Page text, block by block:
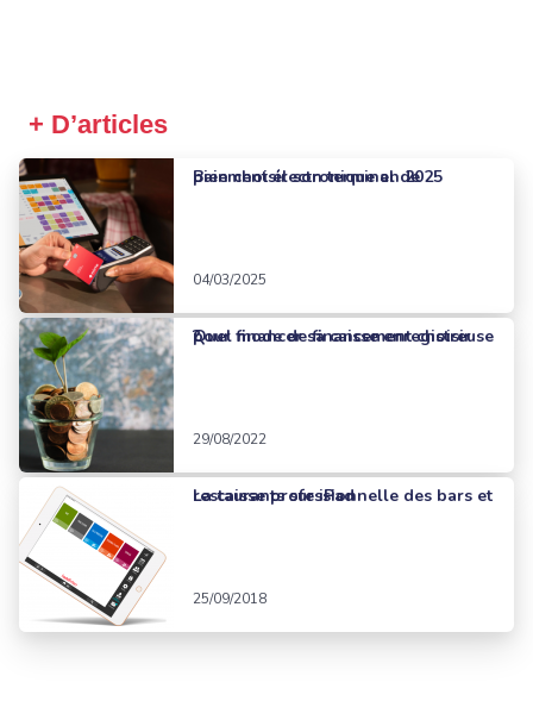
+ D’articles
Bien choisir son terminal de paiement électronique en 2025
04/03/2025
Quel mode de financement choisir pour financer sa caisse enregistreuse ?
29/08/2022
La caisse professionnelle des bars et restaurants sur iPad
25/09/2018